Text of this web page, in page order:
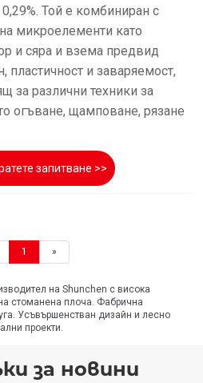
Той е комбиниран с
микроелементи като
и сяра и взема предвид
пластичност и заваряемост,
за различни техники за
огъване, щамповане, рязане
запитване >>
1 »
на Shunchen с висока
стоманена плоча. Фабрична
Усъвършенстван дизайн и лесно
проекти.
за новини